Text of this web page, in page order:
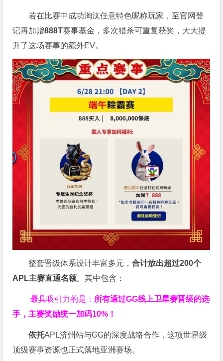
若在比赛中成功淘汰任意特色昵称玩家，至官网登
记再加赠888T赛事基金，多次猎杀可重复获奖，大大提
升了这场赛事的额外EV。
整套晋级体系设计丰富多元，合计放出超过200个
APL主赛直通名额。其中包含：
最具吸引力的是： 所有通过GG线上卫星赛晋级的选
手，主赛奖励统一加码10% ！
依托APL济州站与GG的深度战略合作，这项世界级
顶级赛事资源也正式落地亚洲赛场。